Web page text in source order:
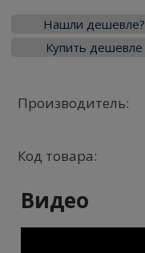
Нашли дешевле?
Купить дешевле
Производитель:
Код товара:
Видео